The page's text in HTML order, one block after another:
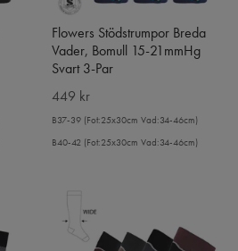
Flowers Stödstrumpor Breda
Vader, Bomull 15-21mmHg
Svart 3-Par
449 kr
B37-39 (Fot:25x30cm Vad:34-46cm)
B40-42 (Fot:25x30cm Vad:34-46cm)